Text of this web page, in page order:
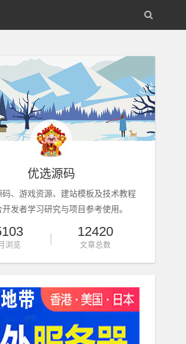
备删除、不得违法
优选源码
码、游戏资源、建站模板及技术教程
发者学习研究与项目参考使用。
浏览
12420
文章总数